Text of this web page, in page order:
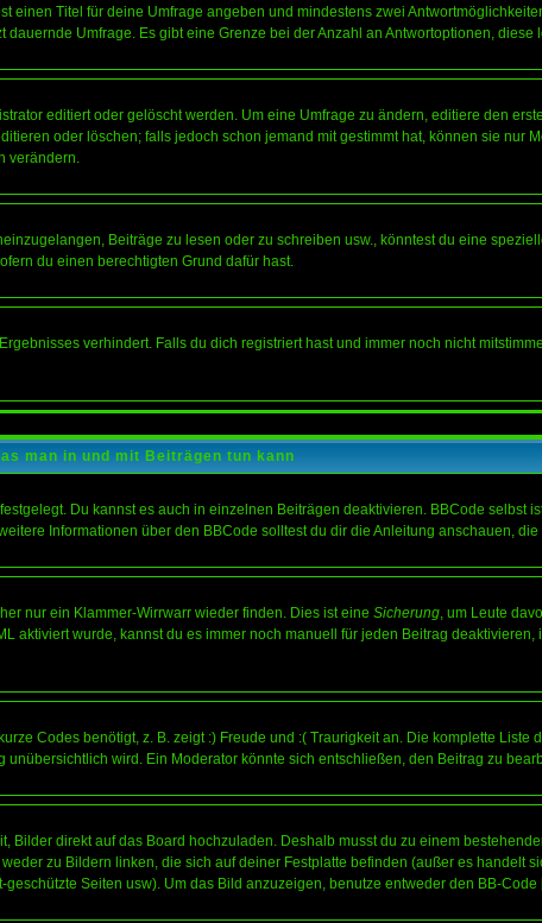
Titel für deine Umfrage angeben und mindestens zwei
Umfrage. Es gibt eine Grenze bei der Anzahl an Antwortoptionen, diese
editiert oder gelöscht werden. Um eine Umfrage zu ändern, editiere den
oder löschen; falls jedoch schon jemand mit gestimmt hat, können sie nur
verändern.
Beiträge zu lesen oder zu schreiben usw., könntest du eine
du einen berechtigten Grund dafür hast.
verhindert. Falls du dich registriert hast und immer noch nicht
man in und mit Beiträgen tun kann
Du kannst es auch in einzelnen Beiträgen deaktivieren. BBCode selbst
Informationen über den BBCode solltest du dir die Anleitung anschauen,
nur ein Klammer-Wirrwarr wieder finden. Dies ist eine Sicherung, um Leute
aktiviert wurde, kannst du es immer noch manuell für jeden Beitrag
Codes benötigt, z. B. zeigt :) Freude und :( Traurigkeit an. Die komplette
wird. Ein Moderator könnte sich entschließen, den Beitrag zu
direkt auf das Board hochzuladen. Deshalb musst du zu einem
zu Bildern linken, die sich auf deiner Festplatte befinden (außer es handelt
Seiten usw). Um das Bild anzuzeigen, benutze entweder den BB-